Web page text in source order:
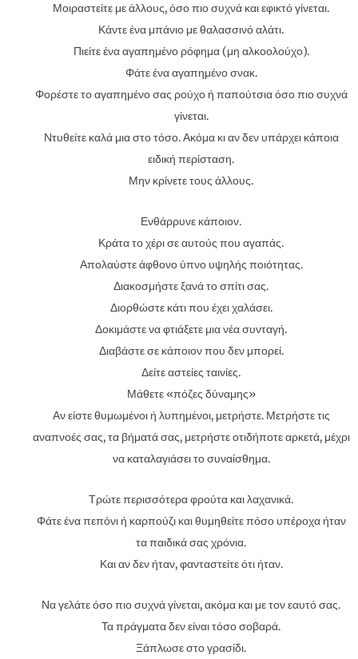
Μοιραστείτε με άλλους, όσο πιο συχνά και εφικτό γίνεται.
Κάντε ένα μπάνιο με θαλασσινό αλάτι.
Πιείτε ένα αγαπημένο ρόφημα (μη αλκοολούχο).
Φάτε ένα αγαπημένο σνακ.
Φορέστε το αγαπημένο σας ρούχο ή παπούτσια όσο πιο συχνά
γίνεται.
Ντυθείτε καλά μια στο τόσο. Ακόμα κι αν δεν υπάρχει κάποια
ειδική περίσταση.
Μην κρίνετε τους άλλους.
Ενθάρρυνε κάποιον.
Κράτα το χέρι σε αυτούς που αγαπάς.
Απολαύστε άφθονο ύπνο υψηλής ποιότητας.
Διακοσμήστε ξανά το σπίτι σας.
Διορθώστε κάτι που έχει χαλάσει.
Δοκιμάστε να φτιάξετε μια νέα συνταγή.
Διαβάστε σε κάποιον που δεν μπορεί.
Δείτε αστείες ταινίες.
Μάθετε «πόζες δύναμης»
Αν είστε θυμωμένοι ή λυπημένοι, μετρήστε. Μετρήστε τις
αναπνοές σας, τα βήματά σας, μετρήστε οτιδήποτε αρκετά, μέχρι
να καταλαγιάσει το συναίσθημα.
Τρώτε περισσότερα φρούτα και λαχανικά.
Φάτε ένα πεπόνι ή καρπούζι και θυμηθείτε πόσο υπέροχα ήταν
τα παιδικά σας χρόνια.
Και αν δεν ήταν, φανταστείτε ότι ήταν.
Να γελάτε όσο πιο συχνά γίνεται, ακόμα και με τον εαυτό σας.
Τα πράγματα δεν είναι τόσο σοβαρά.
Ξάπλωσε στο γρασίδι.